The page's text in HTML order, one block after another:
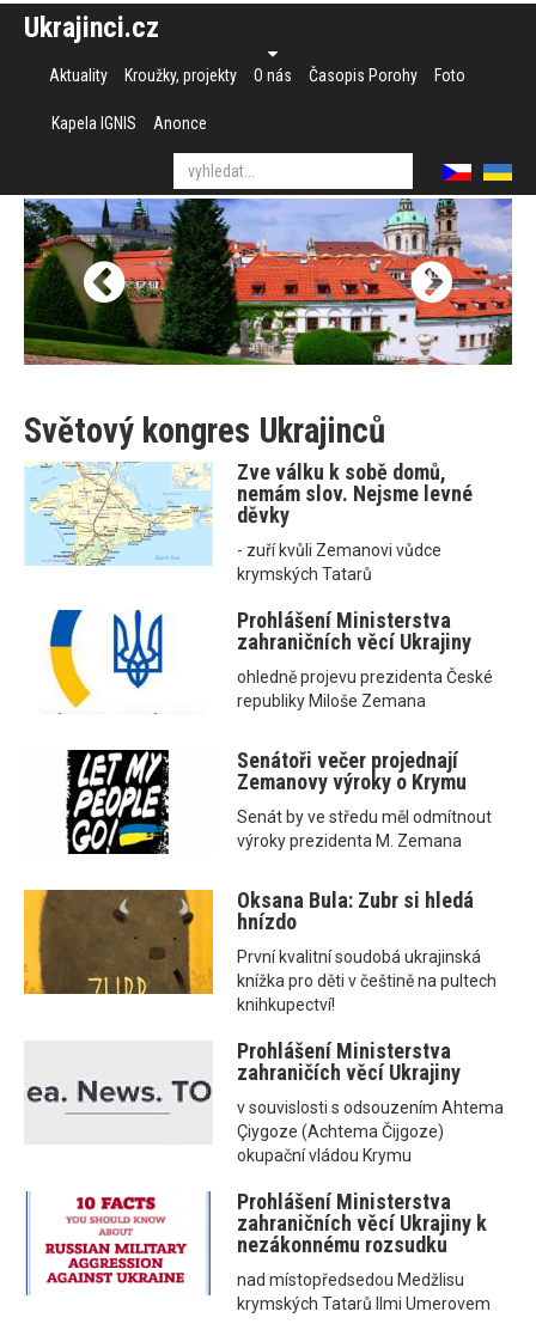
Ukrajinci.cz
Aktuality Kroužky, projekty O nás Časopis Porohy Foto
Kapela IGNIS Anonce
Světový kongres Ukrajinců
Zve válku k sobě domů,
nemám slov. Nejsme levné
děvky
- zuří kvůli Zemanovi vůdce
krymských Tatarů
Prohlášení Ministerstva
zahraničních věcí Ukrajiny
ohledně projevu prezidenta České
republiky Miloše Zemana
Senátoři večer projednají
Zemanovy výroky o Krymu
Senát by ve středu měl odmítnout
výroky prezidenta M. Zemana
Oksana Bula: Zubr si hledá
hnízdo
První kvalitní soudobá ukrajinská
knížka pro děti v češtině na pultech
knihkupectví!
Prohlášení Ministerstva
zahraničích věcí Ukrajiny
v souvislosti s odsouzením Ahtema
Çiygoze (Achtema Čijgoze)
okupační vládou Krymu
Prohlášení Ministerstva
zahraničních věcí Ukrajiny k
nezákonnému rozsudku
nad místopředsedou Medžlisu
krymských Tatarů Ilmi Umerovem